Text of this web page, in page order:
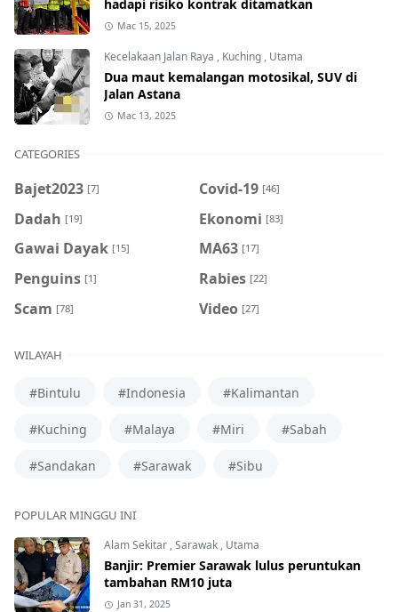
hadapi risiko kontrak ditamatkan
Mac 15, 2025
Kecelakaan Jalan Raya , Kuching , Utama
Dua maut kemalangan motosikal, SUV di
Jalan Astana
Mac 13, 2025
CATEGORIES
Bajet2023 [7] Covid-19 [46]
Dadah [19] Ekonomi [83]
Gawai Dayak [15] MA63 [17]
Penguins [1] Rabies [22]
Scam [78] Video [27]
WILAYAH
#Bintulu #Indonesia #Kalimantan
#Kuching #Malaya #Miri #Sabah
#Sandakan #Sarawak #Sibu
POPULAR MINGGU INI
Alam Sekitar,Sarawak, Utama
Banjir: Premier Sarawak lulus peruntukan
tambahan RM10 juta
Jan 31, 2025